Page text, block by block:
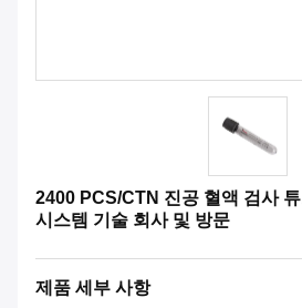
2400 PCS/CTN 진공 혈액 검사
시스템 기술 회사 및 방문
제품 세부 사항